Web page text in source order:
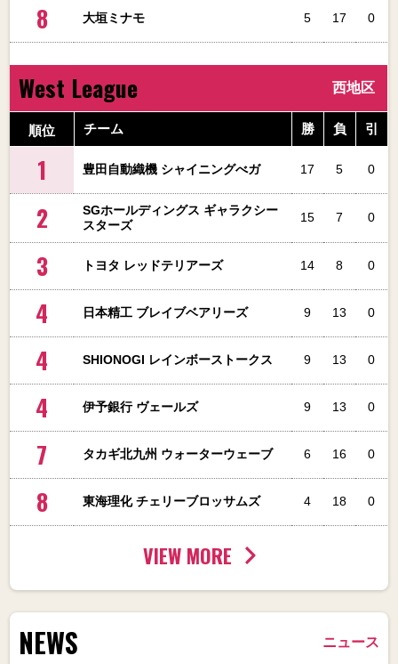
8 大垣ミナモ 5 17 0
West League 西地区
順位 チーム 勝 負 引
1 豊田自動織機 シャイニングべガ 17 5 0
2
SGホールディングス ギャラクシー
スターズ
15 7 0
3 トヨタ レッドテリアーズ 14 8 0
4 日本精工 ブレイブベアリーズ 9 13 0
4 SHIONOGI レインボーストークス 9 13 0
4 伊予銀行 ヴェールズ 9 13 0
7 タカギ北九州 ウォーターウェーブ 6 16 0
8 東海理化 チェリーブロッサムズ 4 18 0
VIEW MORE
NEWS ニュース